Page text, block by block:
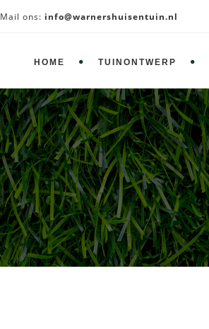
Mail ons: info@warnershuisentuin.nl
HOME TUINONTWERP